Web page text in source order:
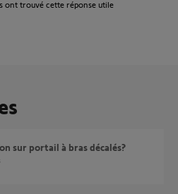
ont trouvé cette réponse utile
sur portail à bras décalés?